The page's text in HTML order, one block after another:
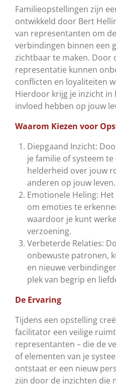
Familieopstellingen zijn
ontwikkeld door Bert
van representanten om
verbindingen binnen een
zichtbaar te maken. Door
representatie kunnen
conflicten en loyaliteiten
Hierdoor krijg je inzicht in
invloed hebben op jouw
Waarom Kiezen voor
Diepgaand Inzicht:
je familie of systeem
helderheid over jouw
anderen op jouw leven.
Emotionele Heling:
om emoties te
waardoor je kunt
verzoening.
Verbeterde Relaties:
onbewuste patronen,
en nieuwe
plek van begrip en
De Ervaring
Tijdens een opstelling
facilitator een veilige
representanten – die de
of elementen van je
ontstaat er een nieuw
zijn door de inzichten die